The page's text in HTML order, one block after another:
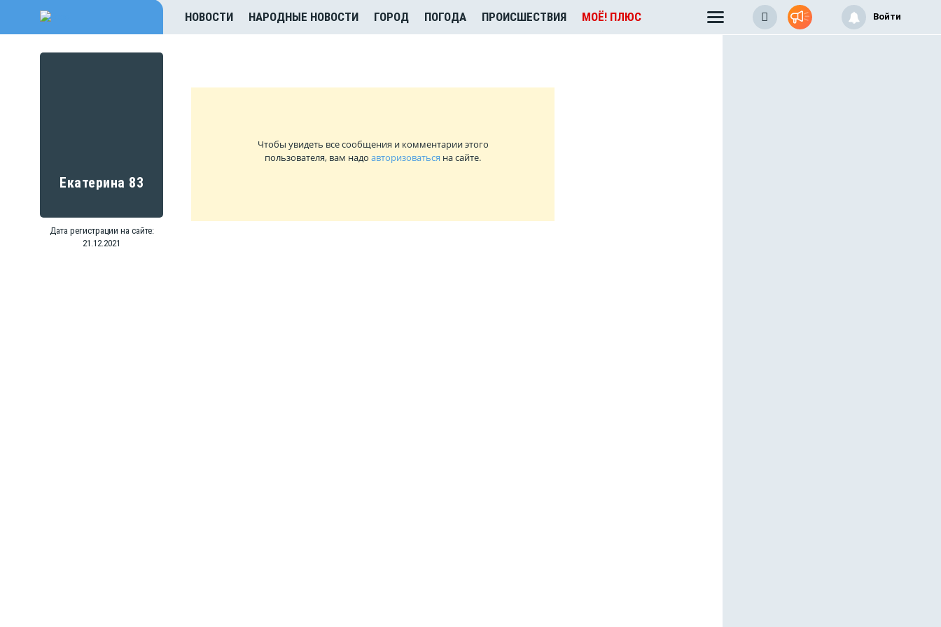
НОВОСТИ НАРОДНЫЕ НОВОСТИ ГОРОД ПОГОДА ПРОИСШЕСТВИЯ МОЁ! ПЛЮС Войти
Екатерина 83
Дата регистрации на сайте:
21.12.2021
Чтобы увидеть все сообщения и комментарии этого
пользователя, вам надо авторизоваться на сайте.